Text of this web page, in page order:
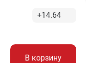
+14.64
В корзину